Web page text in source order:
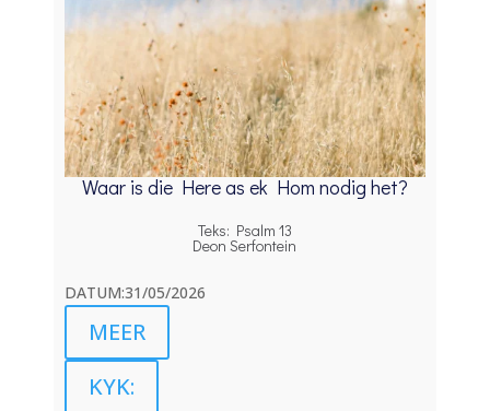
Waar is die Here as ek Hom nodig het?
Teks: Psalm 13
Deon Serfontein
DATUM:31/05/2026
MEER
KYK: